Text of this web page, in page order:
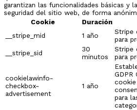
garantizan las funcionalidades básicas y
seguridad del sitio web, de forma
Cookie
Duración
__stripe_mid
1 año
Stripe
para
__stripe_sid
30
minutos
Stripe
para
cookielawinfo-
checkbox-
advertisement
1 año
GDPR
para